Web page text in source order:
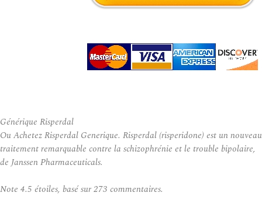
Générique Risperdal
Ou Achetez Risperdal Generique. Risperdal (risperidone) est un nouveau
traitement remarquable contre la schizophrénie et le trouble bipolaire,
de Janssen Pharmaceuticals.
Note 4.5 étoiles, basé sur273 commentaires.